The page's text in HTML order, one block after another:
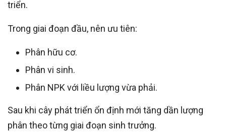
triển.
Trong giai đoạn đầu, nên ưu tiên:
Phân hữu cơ.
Phân vi sinh.
Phân NPK với liều lượng vừa phải.
Sau khi cây phát triển ổn định mới tăng dần lượng
phân theo từng giai đoạn sinh trưởng.